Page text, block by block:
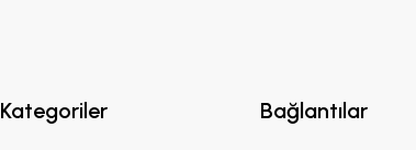
Kategoriler Bağlantılar